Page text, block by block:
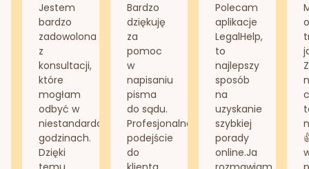
Jestem
bardzo
zadowolona
z
konsultacji,
które
mogłam
odbyć w
niestandardowych
godzinach.
Dzięki
Bardzo
dziękuję
za
pomoc
w
napisaniu
pisma
do sądu.
Profesjonalne
podejście
do
Polecam
aplikacje
LegalHelp,
to
najlepszy
sposób
na
uzyskanie
szybkiej
porady
online.Ja